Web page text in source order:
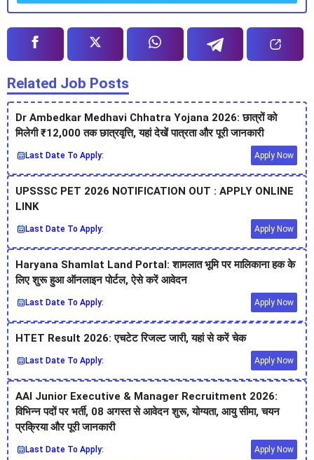
Related Job Posts
Dr Ambedkar Medhavi Chhatra Yojana 2026: छात्रों को
मिलेगी ₹12,000 तक छात्रवृत्ति, यहां देखें पात्रता और पूरी जानकारी
Last Date To Apply: Apply Now
UPSSSC PET 2026 NOTIFICATION OUT : APPLY ONLINE
LINK
Last Date To Apply: Apply Now
Haryana Shamlat Land Portal: शामलात भूमि पर मालिकाना हक के
लिए शुरू हुआ ऑनलाइन पोर्टल, ऐसे करें आवेदन
Last Date To Apply: Apply Now
HTET Result 2026: एचटेट रिजल्ट जारी, यहां से करें चेक
Last Date To Apply: Apply Now
AAI Junior Executive & Manager Recruitment 2026:
विभिन्न पदों पर भर्ती, 08 अगस्त से आवेदन शुरू, योग्यता, आयु सीमा, चयन
प्रक्रिया और पूरी जानकारी
Last Date To Apply: Apply Now